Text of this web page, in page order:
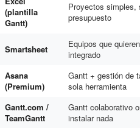
(plantilla
Gantt)
Proyectos simples,
presupuesto
Smartsheet
Equipos que
integrado
Asana
(Premium)
Gantt + gestión de
sola herramienta
Gantt.com /
TeamGantt
Gantt colaborativo
instalar nada